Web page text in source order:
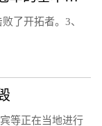
了开拓者。3、
等正在当地进行